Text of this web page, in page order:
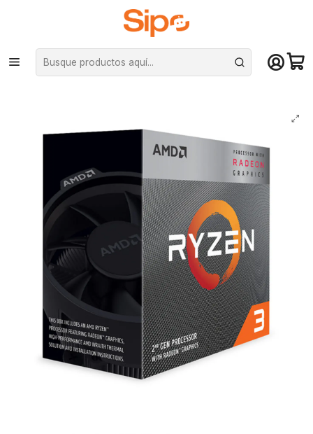
¡Compra hasta mediodía y recibe hoy! De lunes a sábado en el gran
Santiago. Envío gratis desde $29.990
Inicio Componentes PC Procesadores AMD
Procesador AMD Ryzen 3 3200G, Radeon Vega 8 (AM4, 4 Cores,
3.6GHz)